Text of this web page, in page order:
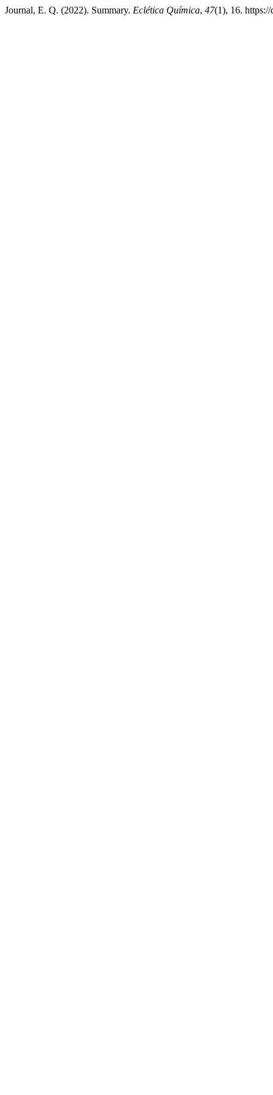
Journal, E. Q. (2022). Summary. Eclética Química, 47(1), 16.